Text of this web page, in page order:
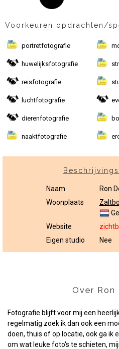
Voorkeuren opdrachten/
portretfotografie
huwelijksfotografie
reisfotografie
luchtfotografie
dierenfotografie
naaktfotografie
Naam
Ron
Woonplaats
Website
Eigen studio
Nee
Over Ron
Fotografie blijft voor mij een
regelmatig zoek ik dan ook een
doen, thuis of op locatie, ook ga ik
om wat leuke foto's te schieten,